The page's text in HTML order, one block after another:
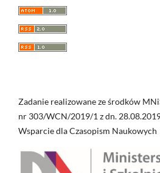
Zadanie realizowane ze środków
nr 303/WCN/2019/1 z dn.
Wsparcie dla Czasopism Naukowych